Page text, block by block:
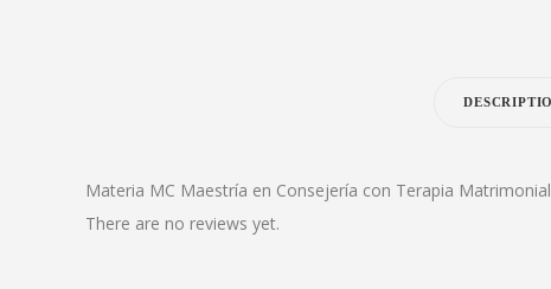
Materia MC Maestría en Consejería con Terapia
There are no reviews yet.